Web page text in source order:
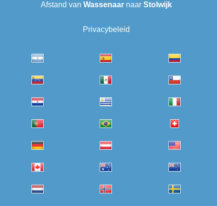
Afstand van Wassenaarnaar Stolwijk
Privacybeleid